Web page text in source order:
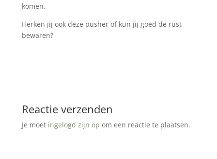
komen.
Herken jij ook deze pusher of kun jij goed de rust
bewaren?
Reactie verzenden
Je moet ingelogd zijn op om een reactie te plaatsen.